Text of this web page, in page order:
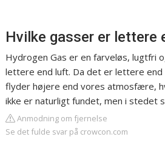
Hvilke gasser er lettere
Hydrogen Gas er en farveløs, lugtfri
lettere end luft. Da det er lettere
flyder højere end vores atmosfære,
ikke er naturligt fundet, men i stedet
Anmodning om fjernelse
Se det fulde svar på crowcon.com